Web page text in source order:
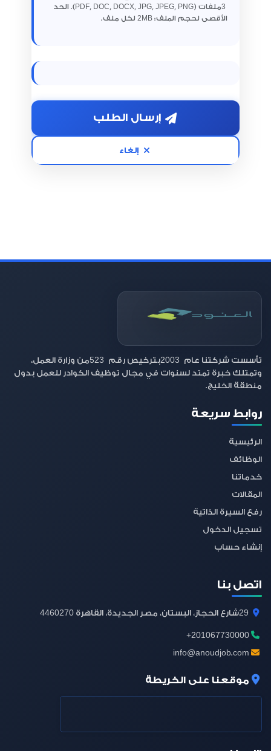
3
ملفات (PDF, DOC, DOCX, JPG, JPEG, PNG). الحد
الأقصى لحجم الملف:
2 MB لكل ملف.
إرسال الطلب
إلغاء
تأسست شركتنا عام 2003بترخيص رقم 523من وزارة العمل،
وتمتلك خبرة تمتد لسنوات في مجال توظيف الكوادر للعمل بدول
منطقة الخليج.
روابط سريعة
الرئيسية
الوظائف
خدماتنا
المقالات
رفع السيرة الذاتية
تسجيل الدخول
إنشاء حساب
اتصل بنا
29شارع الحجاز، البستان، مصر الجديدة، القاهرة 4460270
+201067730000
موقعنا على الخريطة